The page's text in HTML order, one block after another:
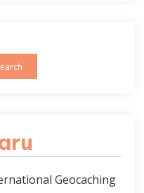
Geocaching